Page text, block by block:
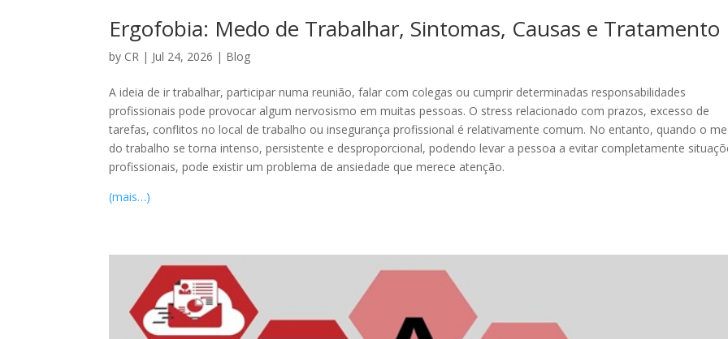
Ergofobia: Medo de Trabalhar, Sintomas, Causas e Tratamento
by CR | Jul 24, 2026 | Blog
A ideia de ir trabalhar, participar numa reunião, falar com colegas ou cumprir determinadas responsabilidades
profissionais pode provocar algum nervosismo em muitas pessoas. O stress relacionado com prazos, excesso de
tarefas, conflitos no local de trabalho ou insegurança profissional é relativamente comum. No entanto, quando o
do trabalho se torna intenso, persistente e desproporcional, podendo levar a pessoa a evitar completamente
profissionais, pode existir um problema de ansiedade que merece atenção.
(mais…)